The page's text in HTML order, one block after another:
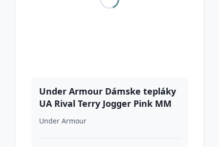
Under Armour Dámske tepláky
UA Rival Terry Jogger Pink MM
Under Armour